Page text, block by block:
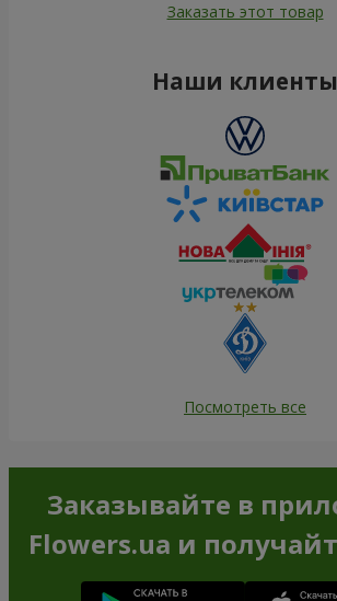
Заказать этот товар
Наши клиенты
Посмотреть все
Заказывайте в
Flowers.ua и